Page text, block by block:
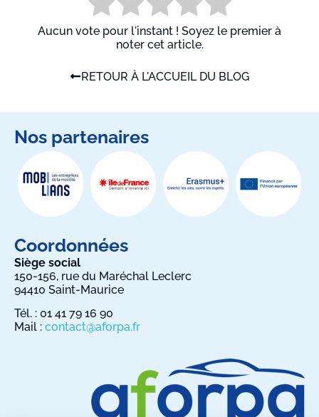
Aucun vote pour l'instant ! Soyez le premier à
noter cet article.
RETOUR À L'ACCUEIL DU BLOG
Nos partenaires
Coordonnées
Siège social
150-156, rue du Maréchal Leclerc
94410 Saint-Maurice
Tél. : 01 41 79 16 90
Mail : contact@aforpa.fr